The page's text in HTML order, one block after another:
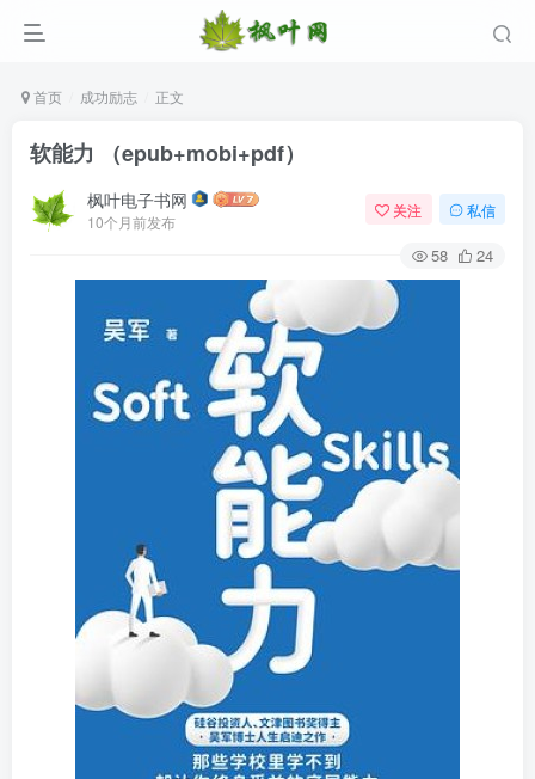
首页 成功励志 正文
软能力 （epub+mobi+pdf）
枫叶电子书网
10个月前发布
关注 私信
58 24
登录
没有账号？立即注册
用户名/手机号/邮箱
记住登录 找回密码| 免密登录
登录
社交账号登录